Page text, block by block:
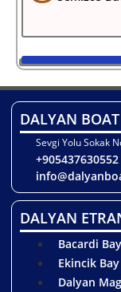
DALYAN
Sevgi Yolu Sokak
+905437630552
DALYAN
Bacardi Bay
Ekincik Bay
Dalyan